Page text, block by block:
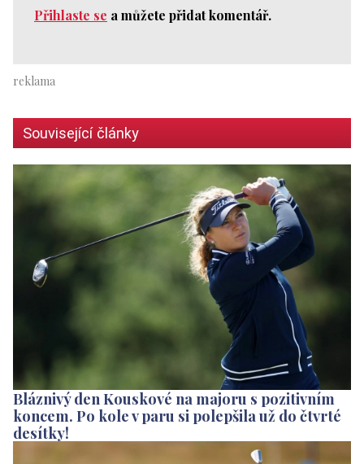
Přihlaste se a můžete přidat komentář.
Související články
Bláznivý den Kouskové na majoru s pozitivním
koncem. Po kole v paru si polepšila už do čtvrté
desítky!